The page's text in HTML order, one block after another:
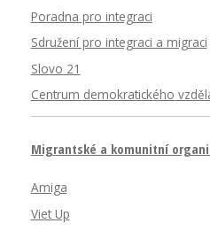
Poradna pro integraci
Sdružení pro integraci a migraci
Slovo 21
Centrum demokratického
Migrantské a komunitní
Amiga
Viet Up